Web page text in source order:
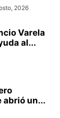
2026
Varela
al...
abrió un...